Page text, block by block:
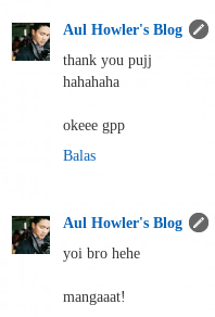
Aul Howler's Blog
thank you pujj
hahahaha
okeee gpp
Balas
Aul Howler's Blog
yoi bro hehe
mangaaat!